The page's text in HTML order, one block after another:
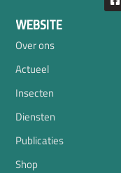
WEBSITE
Over ons
Actueel
Insecten
Diensten
Publicaties
Shop